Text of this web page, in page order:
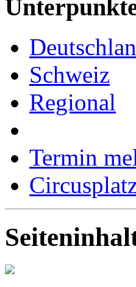
Schweiz
Regional
Termin